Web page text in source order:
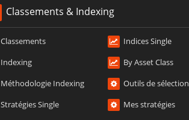
Classements & Indexing
Classements
Indexing
Méthodologie Indexing
Stratégies Single
Indices Single
By Asset Class
Outils de sélection
Mes stratégies